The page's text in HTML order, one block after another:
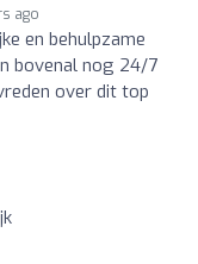
ago
en behulpzame
bovenal nog 24/7
over dit top